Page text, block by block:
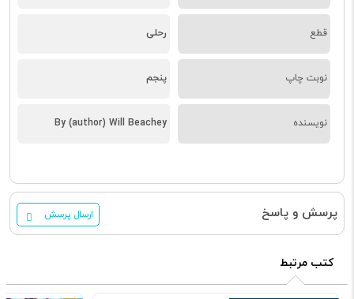
قطع رحلی
نوبت چاپ پنجم
نویسنده By (author) Will Beachey
پرسش و پاسخ ارسال پرسش
کتب مرتبط